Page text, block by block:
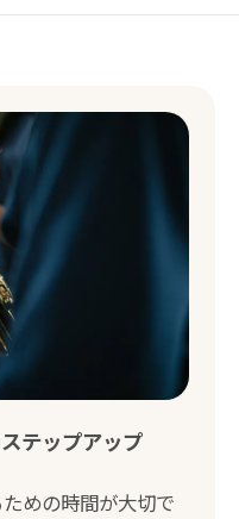
テップアップ
めの時間が大切で